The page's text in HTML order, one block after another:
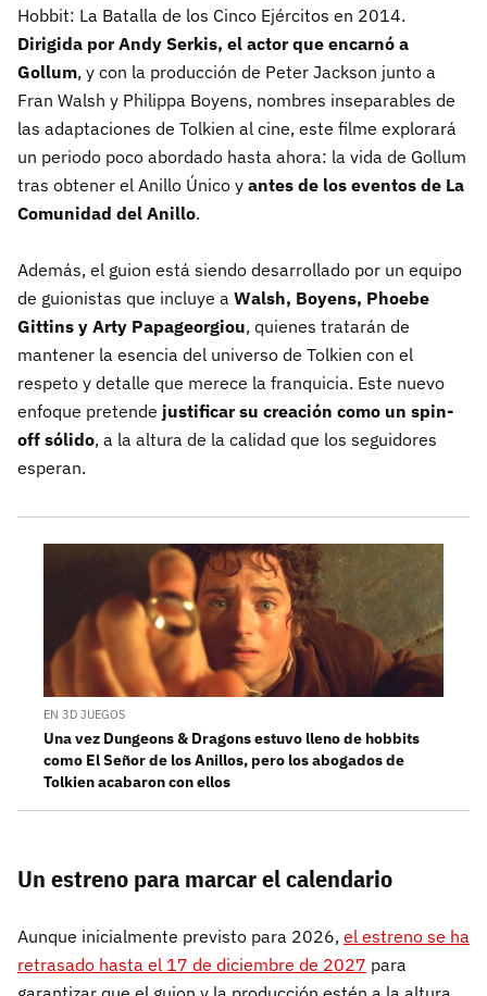
Hobbit: La Batalla de los Cinco Ejércitos en 2014.
Dirigida por Andy Serkis, el actor que encarnó a
Gollum, y con la producción de Peter Jackson junto a
Fran Walsh y Philippa Boyens, nombres inseparables de
las adaptaciones de Tolkien al cine, este filme explorará
un periodo poco abordado hasta ahora: la vida de Gollum
tras obtener el Anillo Único y antes de los eventos de La
Comunidad del Anillo.
Además, el guion está siendo desarrollado por un equipo
de guionistas que incluye a Walsh, Boyens, Phoebe
Gittins y Arty Papageorgiou, quienes tratarán de
mantener la esencia del universo de Tolkien con el
respeto y detalle que merece la franquicia. Este nuevo
enfoque pretende justificar su creación como un spin-
off sólido, a la altura de la calidad que los seguidores
esperan.
EN 3D JUEGOS
Una vez Dungeons & Dragons estuvo lleno de hobbits
como El Señor de los Anillos, pero los abogados de
Tolkien acabaron con ellos
Un estreno para marcar el calendario
Aunque inicialmente previsto para 2026, el estreno se ha
retrasado hasta el 17 de diciembre de 2027 para